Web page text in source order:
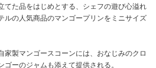
てた品をはじめとする、シェフの遊び心溢れ
ルの人気商品のマンゴープリンをミニサイズ
製マンゴースコーンには、おなじみのクロ
ーのジャムも添えて提供される。